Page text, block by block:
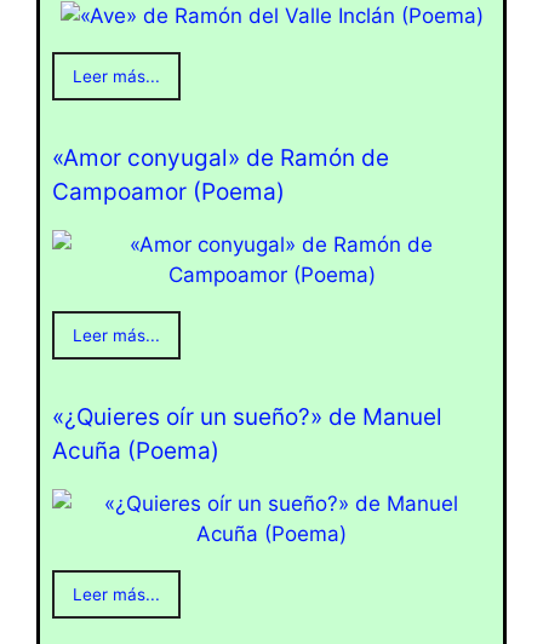
Leer más...
«Amor conyugal» de Ramón de
Campoamor (Poema)
Leer más...
«¿Quieres oír un sueño?» de Manuel
Acuña (Poema)
Leer más...